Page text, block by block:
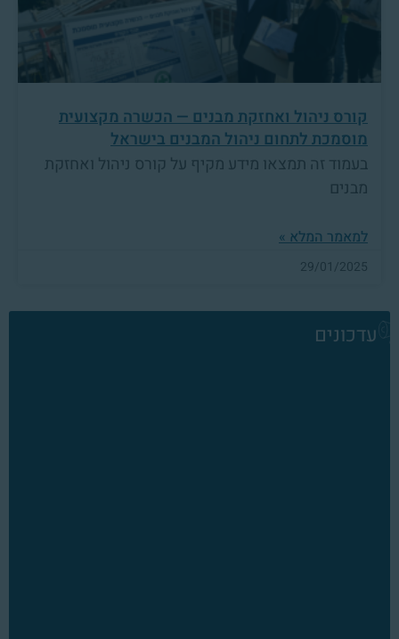
קורס ניהול ואחזקת מבנים — הכשרה מקצועית
מוסמכת לתחום ניהול המבנים בישראל
בעמוד זה תמצאו מידע מקיף על קורס ניהול ואחזקת
מבנים
למאמר המלא »
29/01/2025
עדכונים